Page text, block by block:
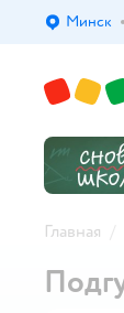
Выбор
Минск
Главная